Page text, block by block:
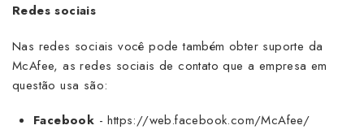
Redes sociais
Nas redes sociais você pode também obter suporte da
McAfee, as redes sociais de contato que a empresa em
questão usa são:
Facebook - https://web.facebook.com/McAfee/